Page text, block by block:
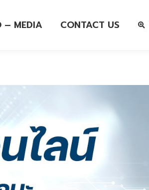
– MEDIA CONTACT US